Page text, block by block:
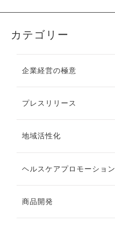
カテゴリー
企業経営の極意
プレスリリース
地域活性化
ヘルスケアプロモーション
商品開発